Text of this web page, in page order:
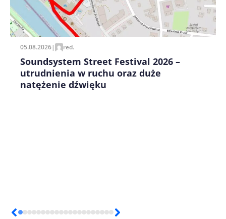
Zapamiętaj moje dane w tej przeglądarce podczas
pisania kolejnych komentarzy.
05.08.2026| red.
Soundsystem Street Festival 2026 –
utrudnienia w ruchu oraz duże
natężenie dźwięku